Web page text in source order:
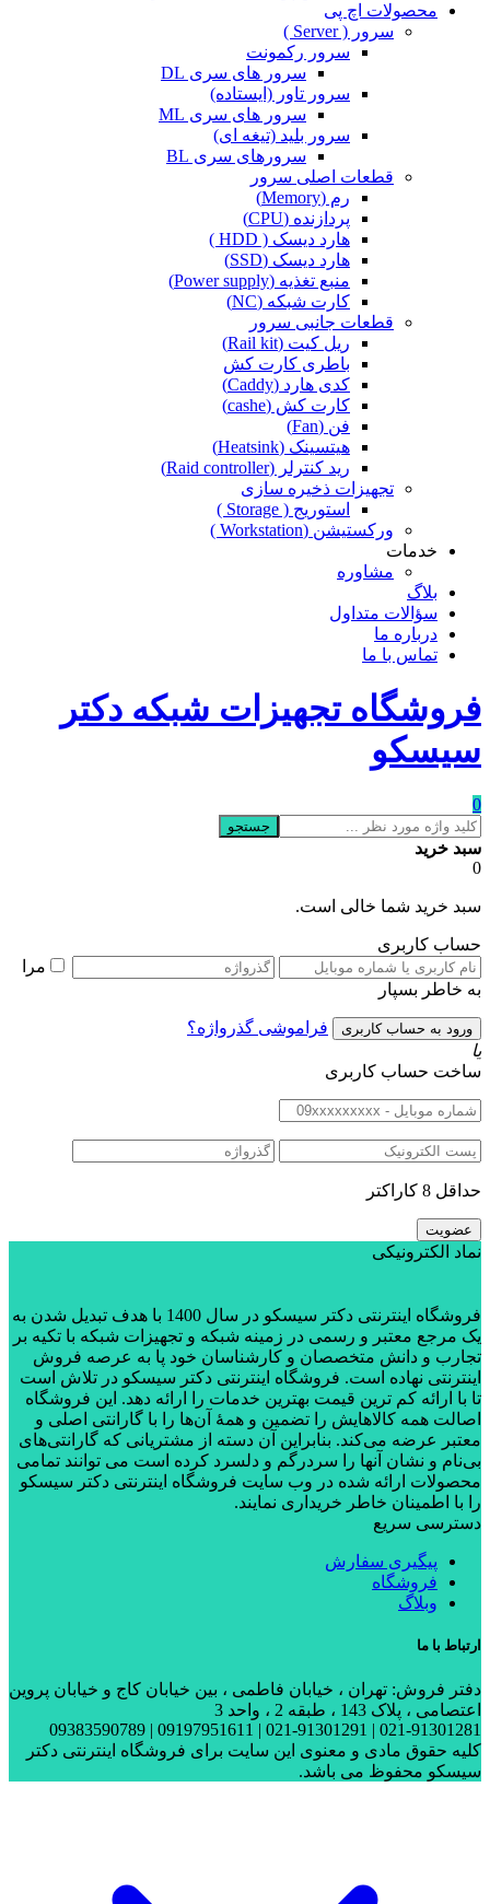
محصولات اچ پی
سرور ( Server )
سرور رکمونت
سرور های سری DL
سرور تاور (ایستاده)
سرور های سری ML
سرور بلید (تیغه ای)
سرورهای سری BL
قطعات اصلی سرور
رم (Memory)
پردازنده (CPU)
هارد دیسک ( HDD )
هارد دیسک (SSD)
منبع تغذیه (Power supply)
کارت شبکه (NC)
قطعات جانبی سرور
ریل کیت (Rail kit)
باطری کارت کش
کدی هارد (Caddy)
کارت کش (cashe)
فن (Fan)
هیتسینک (Heatsink)
رید کنترلر (Raid controller)
تجهیزات ذخیره سازی
استوریج ( Storage )
ورکستیشن (Workstation )
خدمات
مشاوره
بلاگ
سؤالات متداول
درباره ما
تماس با ما
فروشگاه تجهیزات شبکه دکتر
سیسکو
0
جستجو
سبد خرید
0
سبد خرید شما خالی است.
حساب کاربری
مرا
به خاطر بسپار
فراموشی گذرواژه؟
یا
ساخت حساب کاربری
حداقل 8 کاراکتر
نماد الکترونیکی
فروشگاه اینترنتی دکتر سیسکو در سال 1400 با هدف تبدیل شدن به
یک مرجع معتبر و رسمی در زمینه شبکه و تجهیزات شبکه با تکیه بر
تجارب و دانش متخصصان و کارشناسان خود پا به عرصه فروش
اینترنتی نهاده است. فروشگاه اینترنتی دکتر سیسکو در تلاش است
تا با ارائه کم ترین قیمت بهترین خدمات را ارائه دهد. این فروشگاه
اصالت همه کالاهایش را تضمین و همۀ آن‌ها را با گارانتی اصلی و
معتبر عرضه می‌کند. بنابراین آن دسته از مشتریانی که گارانتی‌های
بی‌نام و نشان آنها را سردرگم و دلسرد کرده است می توانند تمامی
محصولات ارائه شده در وب سایت فروشگاه اینترنتی دکتر سیسکو
را با اطمینان خاطر خریداری نمایند.
دسترسی سریع
پیگیری سفارش
فروشگاه
وبلاگ
ارتباط با ما
دفتر فروش: تهران ، خیابان فاطمی ، بین خیابان کاج و خیابان پروین
اعتصامی ، پلاک 143 ، طبقه 2 ، واحد 3
021-91301281 | 021-91301291 | 09197951611 | 09383590789
کلیه حقوق مادی و معنوی این سایت برای فروشگاه اینترنتی دکتر
سیسکو محفوظ می باشد.